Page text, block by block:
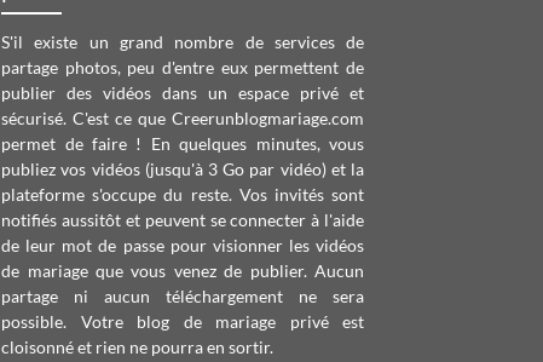
S'il existe un grand nombre de services de
partage photos, peu d'entre eux permettent de
publier des vidéos dans un espace privé et
sécurisé. C'est ce que Creerunblogmariage.com
permet de faire ! En quelques minutes, vous
publiez vos vidéos (jusqu'à 3 Go par vidéo) et la
plateforme s'occupe du reste. Vos invités sont
notifiés aussitôt et peuvent se connecter à l'aide
de leur mot de passe pour visionner les vidéos
de mariage que vous venez de publier. Aucun
partage ni aucun téléchargement ne sera
possible. Votre blog de mariage privé est
cloisonné et rien ne pourra en sortir.